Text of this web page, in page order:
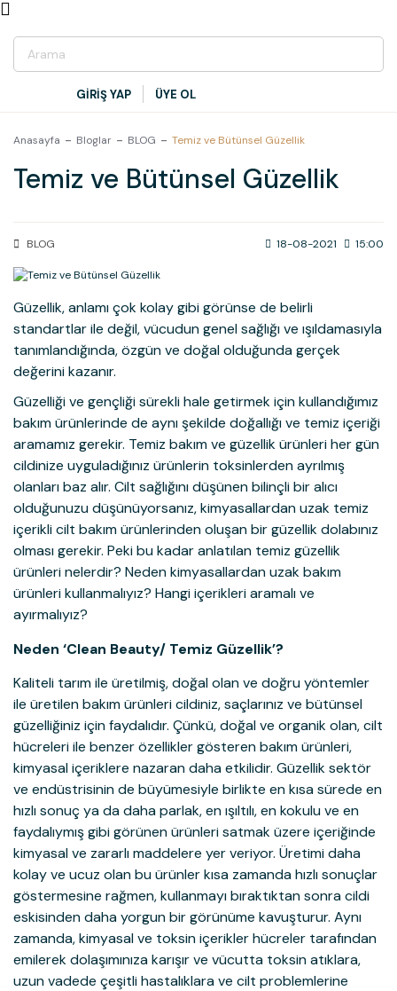
GİRİŞ YAP ÜYE OL
Anasayfa Bloglar BLOG Temiz ve Bütünsel Güzellik
Temiz ve Bütünsel Güzellik
BLOG 18-08-2021 15:00
Güzellik, anlamı çok kolay gibi görünse de belirli
standartlar ile değil, vücudun genel sağlığı ve ışıldamasıyla
tanımlandığında, özgün ve doğal olduğunda gerçek
değerini kazanır.
Güzelliği ve gençliği sürekli hale getirmek için kullandığımız
bakım ürünlerinde de aynı şekilde doğallığı ve temiz içeriği
aramamız gerekir. Temiz bakım ve güzellik ürünleri her gün
cildinize uyguladığınız ürünlerin toksinlerden ayrılmış
olanları baz alır. Cilt sağlığını düşünen bilinçli bir alıcı
olduğunuzu düşünüyorsanız, kimyasallardan uzak temiz
içerikli cilt bakım ürünlerinden oluşan bir güzellik dolabınız
olması gerekir. Peki bu kadar anlatılan temiz güzellik
ürünleri nelerdir? Neden kimyasallardan uzak bakım
ürünleri kullanmalıyız? Hangi içerikleri aramalı ve
ayırmalıyız?
Neden ‘Clean Beauty/ Temiz Güzellik’?
Kaliteli tarım ile üretilmiş, doğal olan ve doğru yöntemler
ile üretilen bakım ürünleri cildiniz, saçlarınız ve bütünsel
güzelliğiniz için faydalıdır. Çünkü, doğal ve organik olan, cilt
hücreleri ile benzer özellikler gösteren bakım ürünleri,
kimyasal içeriklere nazaran daha etkilidir. Güzellik sektör
ve endüstrisinin de büyümesiyle birlikte en kısa sürede en
hızlı sonuç ya da daha parlak, en ışıltılı, en kokulu ve en
faydalıymış gibi görünen ürünleri satmak üzere içeriğinde
kimyasal ve zararlı maddelere yer veriyor. Üretimi daha
kolay ve ucuz olan bu ürünler kısa zamanda hızlı sonuçlar
göstermesine rağmen, kullanmayı bıraktıktan sonra cildi
eskisinden daha yorgun bir görünüme kavuşturur. Aynı
zamanda, kimyasal ve toksin içerikler hücreler tarafından
emilerek dolaşımınıza karışır ve vücutta toksin atıklara,
uzun vadede çeşitli hastalıklara ve cilt problemlerine